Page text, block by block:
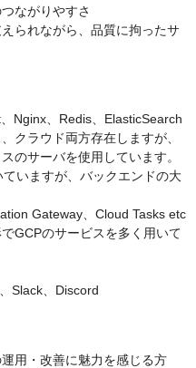
ながりやすさ
られながら、品質に拘ったサ
Nginx、Redis、ElasticSearch
クラウド両方存在しますが、
のサーバを使用しています。
いますが、バックエンドの大
Gateway、Cloud Tasks etc
GCPのサービスを多く用いて
Slack、Discord
用・改善に魅力を感じる方